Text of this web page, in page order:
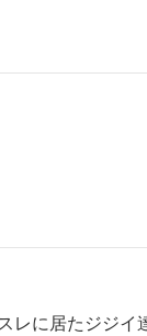
レに居たジジイ